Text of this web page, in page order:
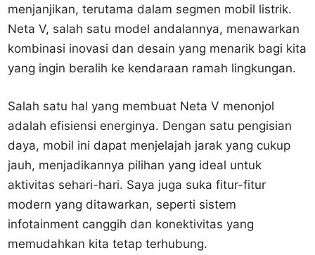
menjanjikan, terutama dalam segmen mobil listrik.
Neta V, salah satu model andalannya, menawarkan
kombinasi inovasi dan desain yang menarik bagi kita
yang ingin beralih ke kendaraan ramah lingkungan.
Salah satu hal yang membuat Neta V menonjol
adalah efisiensi energinya. Dengan satu pengisian
daya, mobil ini dapat menjelajah jarak yang cukup
jauh, menjadikannya pilihan yang ideal untuk
aktivitas sehari-hari. Saya juga suka fitur-fitur
modern yang ditawarkan, seperti sistem
infotainment canggih dan konektivitas yang
memudahkan kita tetap terhubung.